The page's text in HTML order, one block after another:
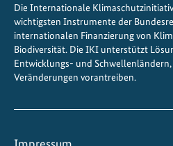
Die Internationale
wichtigsten Instrumente der
internationalen Finanzierung von
Biodiversität. Die IKI unterstützt
Entwicklungs- und
Veränderungen vorantreiben.